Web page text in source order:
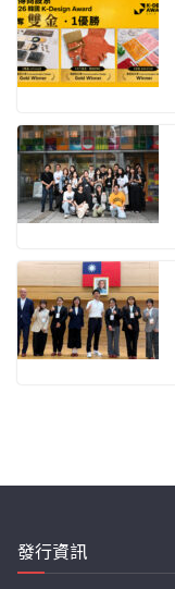
發行資訊